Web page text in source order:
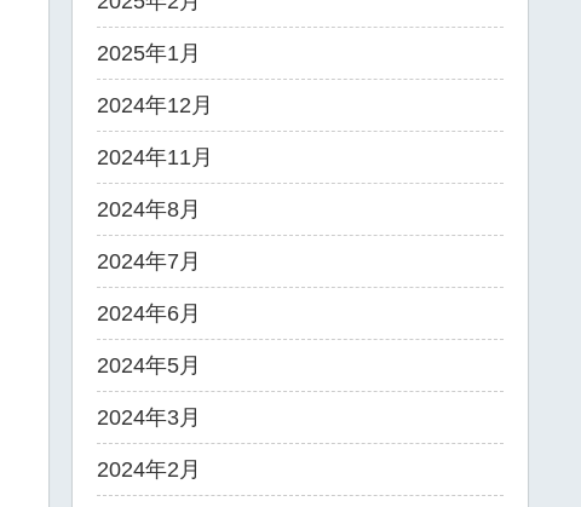
2025年1月
2024年12月
2024年11月
2024年8月
2024年7月
2024年6月
2024年5月
2024年3月
2024年2月